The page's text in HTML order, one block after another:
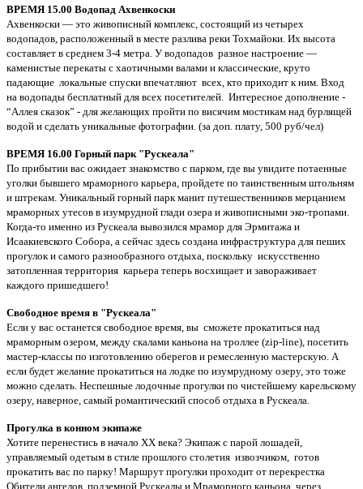
ВРЕМЯ 15.00 Водопад Ахвенкоски
Ахвенкоски — это живописный комплекс, состоящий из четырех
водопадов, расположенный в месте разлива реки Тохмайоки. Их высота
составляет в среднем 3-4 метра. У водопадов разное настроение —
каменистые перекаты с хаотичными валами и классические, круто
падающие локальные спуски впечатляют всех, кто приходит к ним. Вход
на водопады бесплатный для всех посетителей. Интересное дополнение -
“Аллея сказок” - для желающих пройти по висячим мостикам над бурлящей
водой и сделать уникальные фотографии. (за доп. плату, 500 руб/чел)
ВРЕМЯ 16.00 Горный парк "Рускеала"
По прибытии вас ожидает знакомство с парком, где вы увидите потаенные
уголки бывшего мраморного карьера, пройдете по таинственным штольням
и штрекам. Уникальный горный парк манит путешественников мерцанием
мраморных утесов в изумрудной глади озера и живописными эко-тропами.
Когда-то именно из Рускеала вывозился мрамор для Эрмитажа и
Исаакиевского Собора, а сейчас здесь создана инфраструктура для пеших
прогулок и самого разнообразного отдыха, поскольку искусственно
затопленная территория карьера теперь восхищает и завораживает
каждого пришедшего!
Свободное время в "Рускеала"
Если у вас останется свободное время, вы сможете прокатиться над
мраморным озером, между скалами каньона на троллее (zip-line), посетить
мастер-классы по изготовлению оберегов и ремесленную мастерскую. А
если будет желание прокатиться на лодке по изумрудному озеру, это тоже
можно сделать. Неспешные лодочные прогулки по чистейшему карельскому
озеру, наверное, самый романтический способ отдыха в Рускеала.
Прогулка в конном экипаже
Хотите перенестись в начало XX века? Экипаж с парой лошадей,
управляемый одетым в стиле прошлого столетия извозчиком, готов
прокатить вас по парку! Маршрут прогулки проходит от перекрестка
Обители ангелов, подземной Рускеалы и Мраморного каньона, через